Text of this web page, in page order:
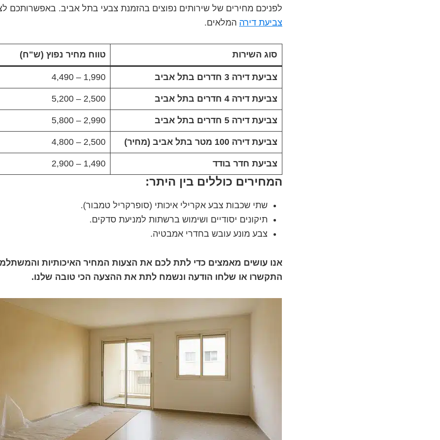
לפניכם מחירים של שירותים נפוצים בהזמנת צבעי בתל אביב. באפשרותכם
צביעת דירה המלאים.
סוג השירות טווח מחיר נפוץ (ש"ח)
צביעת דירה 3 חדרים בתל אביב 1,990 – 4,490
צביעת דירה 4 חדרים בתל אביב 2,500 – 5,200
צביעת דירה 5 חדרים בתל אביב 2,990 – 5,800
צביעת דירה 100 מטר בתל אביב (מחיר) 2,500 – 4,800
צביעת חדר בודד 1,490 – 2,900
המחירים כוללים בין היתר:
שתי שכבות צבע אקרילי איכותי (סופרקריל טמבור).
תיקונים יסודיים ושימוש ברשתות למניעת סדקים.
צבע מונע עובש בחדרי אמבטיה.
אנו עושים מאמצים כדי לתת לכם את הצעות המחיר האיכותיות
התקשרו או שלחו הודעה ונשמח לתת את ההצעה הכי טובה שלנו.